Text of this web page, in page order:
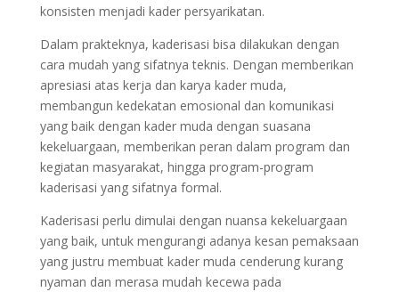
konsisten menjadi kader persyarikatan.
Dalam prakteknya, kaderisasi bisa dilakukan dengan
cara mudah yang sifatnya teknis. Dengan memberikan
apresiasi atas kerja dan karya kader muda,
membangun kedekatan emosional dan komunikasi
yang baik dengan kader muda dengan suasana
kekeluargaan, memberikan peran dalam program dan
kegiatan masyarakat, hingga program-program
kaderisasi yang sifatnya formal.
Kaderisasi perlu dimulai dengan nuansa kekeluargaan
yang baik, untuk mengurangi adanya kesan pemaksaan
yang justru membuat kader muda cenderung kurang
nyaman dan merasa mudah kecewa pada